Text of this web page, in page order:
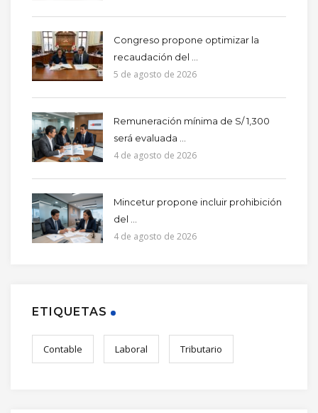
Congreso propone optimizar la
recaudación del ...
5 de agosto de 2026
Remuneración mínima de S/ 1,300
será evaluada ...
4 de agosto de 2026
Mincetur propone incluir prohibición
del ...
4 de agosto de 2026
ETIQUETAS
Contable Laboral Tributario